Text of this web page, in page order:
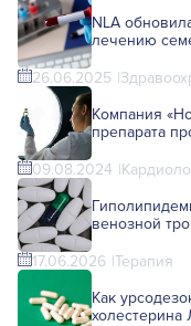
NLA
лечению
26.06.2025
Компания
препарата
09.08.2024
венозной
17.06.2026 Терапия
Как